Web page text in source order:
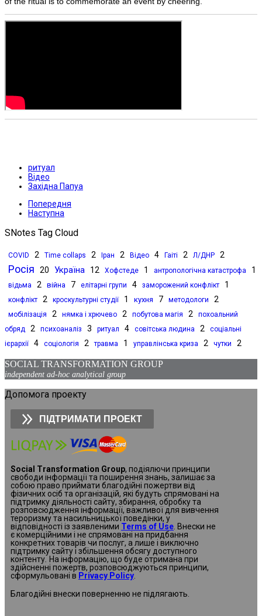
ритуал
Відео
Західна Папуа
Попередня
Наступна
SNotes Tag Cloud
COVID 2 Time collaps 2 Іран 2 Відео 4 Гаіті 2 Л/ДНР 2
Росія 20 Україна 12 Хофстеде 1 антропологічна катастрофа 1
відьма 2 війна 7 елітарні групи 4 заморожений конфлікт 1
конфлікт 2 кроскультурні студії 1 кухня 7 методологи 2
мобілізація 2 нямка і хрючево 2 побутова магія 2
похоальний
обряд
2 психоаналіз 3 ритуал 4 совітська людина 2
соціальні
ієрархії
4 соціологія 2 травма 1 управлінська криза 2 чутки 2
SOCIAL TRANSFORMATION GROUP
independent ad-hoc analytical group
Допомога проекту
ПІДТРИМАТИ ПРОЕКТ
Social Transformation Group, подіялючи принципи
свободи інформації та поширення знань, залишає за
собою право приймати благодійні пожертви від
фізичних осіб та організацій, які будуть спрямовані на
підтримку діяльності сайту, збирання, обробку та
розповсюдження інформації, важливої для вивчення
тероризму та насильницької поведінки, у
відповідності із заявленими Terms of Use . Внески не
є комерційними і не спрямовані на придбання
конкретних товарів чи послуг, а лише і виключно
підтримку сайту і збільшення обсягу доступного
контенту На інформацію, що буде отримана при
здійсненні пожертв, розповсюджуються принципи,
сформульовані в Privacy Policy
Благодійні внески поверненню не підлягають.